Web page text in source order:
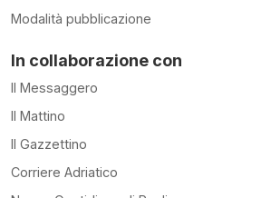
Modalità pubblicazione
In collaborazione con
Il Messaggero
Il Mattino
Il Gazzettino
Corriere Adriatico